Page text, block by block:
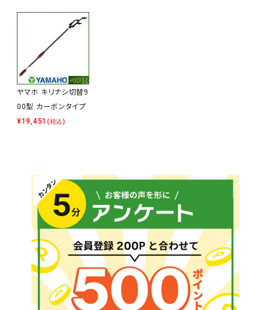
ヤマホ キリナシ切替9
00型 カーボンタイプ
¥19,451 (税込)